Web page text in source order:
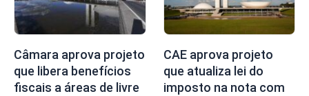
Câmara aprova projeto
que libera benefícios
fiscais a áreas de livre
CAE aprova projeto
que atualiza lei do
imposto na nota com